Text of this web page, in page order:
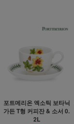
포트메리온 엑소틱 보타닉
가든 T형 커피잔 & 소서 0.
2L